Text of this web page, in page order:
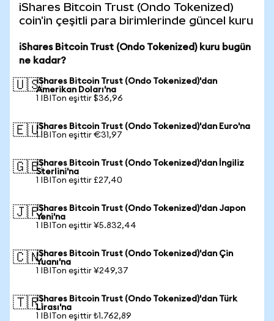
iShares Bitcoin Trust (Ondo Tokenized)
coin'in çeşitli para birimlerinde güncel kuru
iShares Bitcoin Trust (Ondo Tokenized) kuru bugün
ne kadar?
🇺🇸iShares Bitcoin Trust (Ondo Tokenized)'dan
Amerikan Doları'na
1 IBITon eşittir $36,96
🇪🇺iShares Bitcoin Trust (Ondo Tokenized)'dan Euro'na
1 IBITon eşittir €31,97
🇬🇧iShares Bitcoin Trust (Ondo Tokenized)'dan İngiliz
Sterlini'na
1 IBITon eşittir £27,40
🇯🇵iShares Bitcoin Trust (Ondo Tokenized)'dan Japon
Yeni'na
1 IBITon eşittir ¥5.832,44
🇨🇳iShares Bitcoin Trust (Ondo Tokenized)'dan Çin
Yuanı'na
1 IBITon eşittir ¥249,37
🇹🇷iShares Bitcoin Trust (Ondo Tokenized)'dan Türk
Lirası'na
1 IBITon eşittir ₺1.762,89